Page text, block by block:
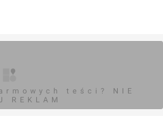
teści? NIE
REKLAM